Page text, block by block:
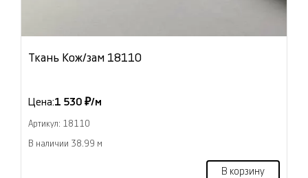
Ткань Кож/зам 18110
Цена:1 530 ₽/м
Артикул: 18110
В наличии 38.99 м
В корзину